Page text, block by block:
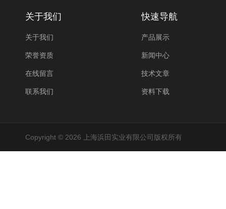
关于我们
关于我们
荣誉资质
在线留言
联系我们
快速导航
产品展示
新闻中心
技术文章
资料下载
Copyright © 2026 上海浜田实业有限公司版权所有